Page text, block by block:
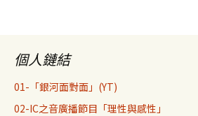
個人鏈結
01-「銀河面對面」(YT)
02-IC之音廣播節目「理性與感性」